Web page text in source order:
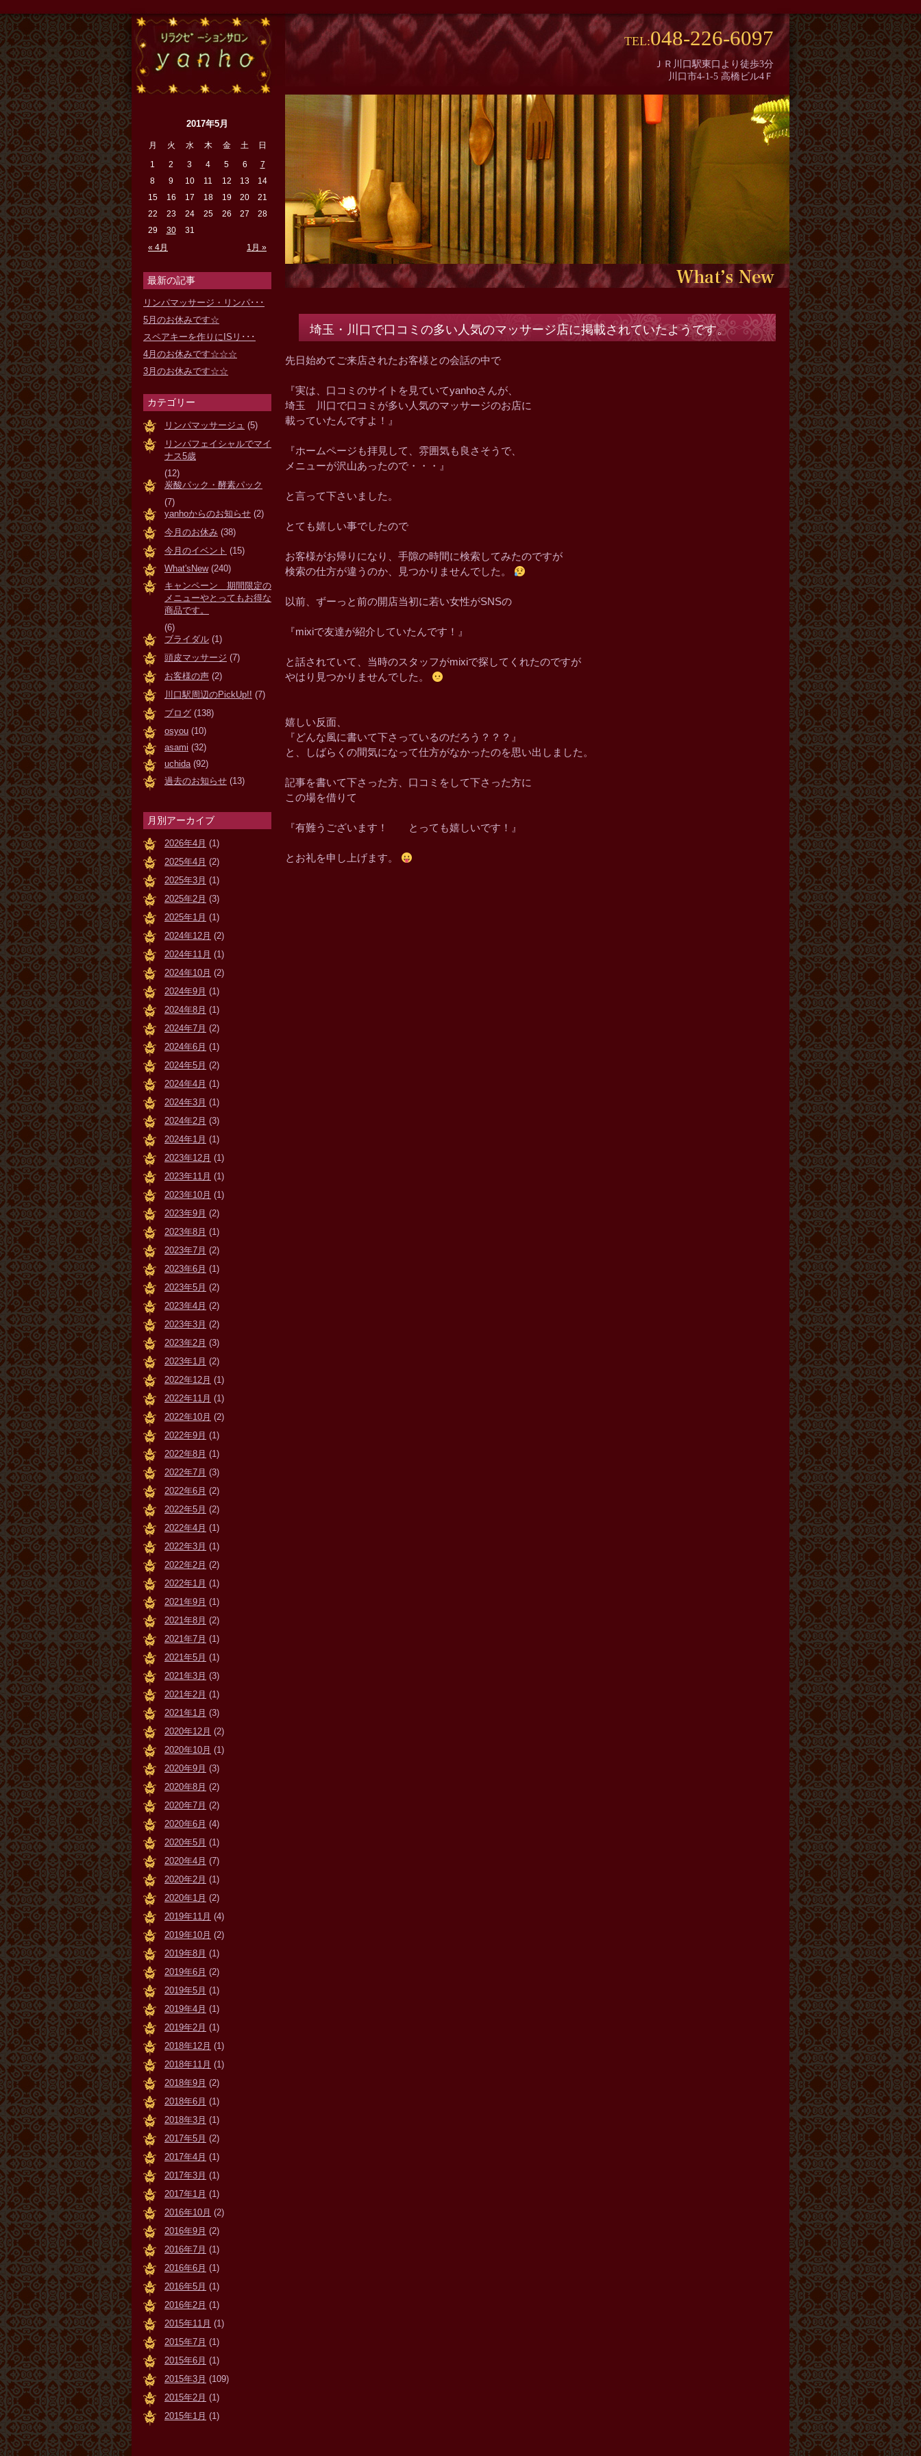
『リラクゼーションサロンyanho』
TEL:048-226-6097
ＪＲ川口駅東口より徒歩3分
川口市4-1-5 高橋ビル4Ｆ
埼玉・川口で口コミの多い人気のマッサージ店に掲載されていたようです。
先日始めてご来店されたお客様との会話の中で
『実は、口コミのサイトを見ていてyanhoさんが、
埼玉 川口で口コミが多い人気のマッサージのお店に
載っていたんですよ！』
『ホームページも拝見して、雰囲気も良さそうで、
メニューが沢山あったので・・・』
と言って下さいました。
とても嬉しい事でしたので
お客様がお帰りになり、手隙の時間に検索してみたのですが
検索の仕方が違うのか、見つかりませんでした。
以前、ずーっと前の開店当初に若い女性がSNSの
『mixiで友達が紹介していたんです！』
と話されていて、当時のスタッフがmixiで探してくれたのですが
やはり見つかりませんでした。
嬉しい反面、
『どんな風に書いて下さっているのだろう？？？』
と、しばらくの間気になって仕方がなかったのを思い出しました。
記事を書いて下さった方、口コミをして下さった方に
この場を借りて
『有難うございます！ とっても嬉しいです！』
とお礼を申し上げます。
2017年5月
月 火 水 木 金 土 日
« 4月 1月 »
1 2 3 4 5 6
7
8
9 10 11 12 13
14
15
16 17 18 19 20
21
22
23 24 25 26 27
28
29
30 31
最新の記事
リンパマッサージ・リンパ･･･
5月のお休みです☆
スペアキーを作りにISリ･･･
4月のお休みです☆☆☆
3月のお休みです☆☆
カテゴリー
リンパマッサージュ (5)
リンパフェイシャルでマイ
ナス5歳
(12)
炭酸パック・酵素パック
(7)
yanhoからのお知らせ (2)
今月のお休み (38)
今月のイベント (15)
What'sNew(240)
キャンペーン 期間限定の
メニューやとってもお得な
商品です。
(6)
ブライダル (1)
頭皮マッサージ (7)
お客様の声 (2)
川口駅周辺のPickUp!! (7)
ブログ (138)
osyou (10)
asami (32)
uchida(92)
過去のお知らせ (13)
月別アーカイブ
2026年4月 (1)
2025年4月 (2)
2025年3月 (1)
2025年2月 (3)
2025年1月 (1)
2024年12月 (2)
2024年11月 (1)
2024年10月 (2)
2024年9月 (1)
2024年8月 (1)
2024年7月 (2)
2024年6月 (1)
2024年5月 (2)
2024年4月 (1)
2024年3月 (1)
2024年2月 (3)
2024年1月 (1)
2023年12月 (1)
2023年11月 (1)
2023年10月 (1)
2023年9月 (2)
2023年8月 (1)
2023年7月 (2)
2023年6月 (1)
2023年5月 (2)
2023年4月 (2)
2023年3月 (2)
2023年2月 (3)
2023年1月 (2)
2022年12月 (1)
2022年11月 (1)
2022年10月 (2)
2022年9月 (1)
2022年8月 (1)
2022年7月 (3)
2022年6月 (2)
2022年5月 (2)
2022年4月 (1)
2022年3月 (1)
2022年2月 (2)
2022年1月 (1)
2021年9月 (1)
2021年8月 (2)
2021年7月 (1)
2021年5月 (1)
2021年3月 (3)
2021年2月 (1)
2021年1月 (3)
2020年12月 (2)
2020年10月 (1)
2020年9月 (3)
2020年8月 (2)
2020年7月 (2)
2020年6月 (4)
2020年5月 (1)
2020年4月 (7)
2020年2月 (1)
2020年1月 (2)
2019年11月 (4)
2019年10月 (2)
2019年8月 (1)
2019年6月 (2)
2019年5月 (1)
2019年4月 (1)
2019年2月 (1)
2018年12月 (1)
2018年11月 (1)
2018年9月 (2)
2018年6月 (1)
2018年3月 (1)
2017年5月 (2)
2017年4月 (1)
2017年3月 (1)
2017年1月 (1)
2016年10月 (2)
2016年9月 (2)
2016年7月 (1)
2016年6月 (1)
2016年5月 (1)
2016年2月 (1)
2015年11月 (1)
2015年7月 (1)
2015年6月 (1)
2015年3月 (109)
2015年2月 (1)
2015年1月 (1)